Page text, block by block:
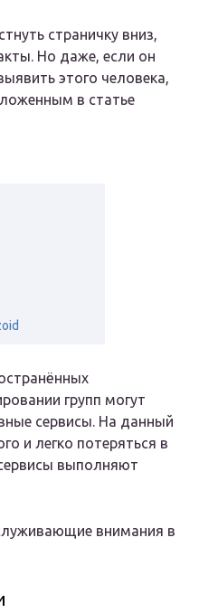
страничку вниз,
Но даже, если он
этого человека,
в статье
групп могут
сервисы. На данный
и легко потеряться в
выполняют
внимания в